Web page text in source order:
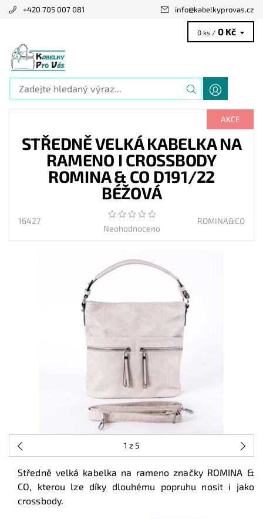
+420 705 007 081 info@kabelkyprovas.cz
0 ks / 0 Kč
AKCE
STŘEDNĚ VELKÁ KABELKA NA
RAMENO I CROSSBODY
ROMINA & CO D191/22
BÉŽOVÁ
16427
Neohodnoceno
ROMINA&CO
1 z 5
Středně velká kabelka na rameno značky ROMINA &
CO, kterou lze díky dlouhému popruhu nosit i jako
crossbody.